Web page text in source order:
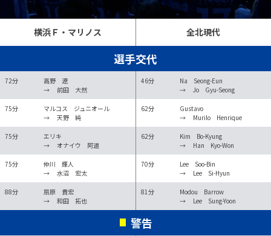
横浜Ｆ・マリノス 全北現代
選手交代
72分
高野 遼
→
前田 大然
46分
Na Seong-Eun
→
Jo Gyu-Seong
75分
マルコス ジュニオール
→
天野 純
62分
Gustavo
→
Murilo Henrique
75分
エリキ
→
オナイウ 阿道
62分
Kim Bo-Kyung
→
Han Kyo-Won
75分
仲川 輝人
→
水沼 宏太
70分
Lee Soo-Bin
→
Lee Si-Hyun
88分
扇原 貴宏
→
和田 拓也
81分
Modou Barrow
→
Lee Sung-Yoon
警告